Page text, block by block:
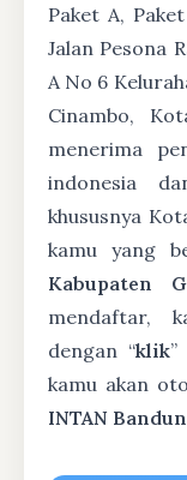
Paket A,
Jalan Pesona
A No 6
Cinambo,
menerima
indonesia
khususnya
kamu yang
Kabupaten
mendaftar,
dengan “klik
kamu akan
INTAN